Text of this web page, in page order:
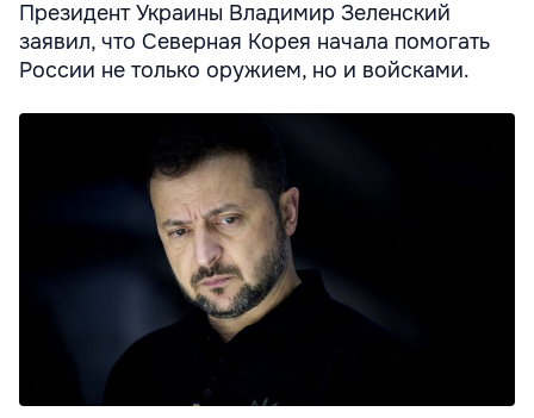
Президент Украины Владимир Зеленский
заявил, что Северная Корея начала помогать
России не только оружием, но и войсками.